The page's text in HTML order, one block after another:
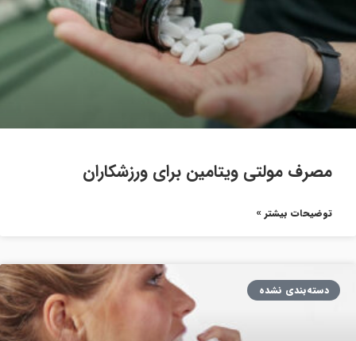
مصرف مولتی ویتامین برای ورزشکاران
توضیحات بیشتر »
دسته‌بندی نشده